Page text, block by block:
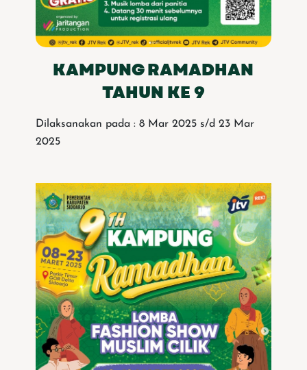
KAMPUNG RAMADHAN
TAHUN KE 9
Dilaksanakan pada : 8 Mar 2025 s/d 23 Mar
2025